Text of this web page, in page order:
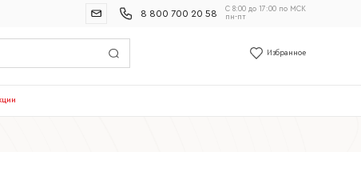
8 800 700 20 58
С 8:00 до 17:00 по МСК
пн-пт
Избранное